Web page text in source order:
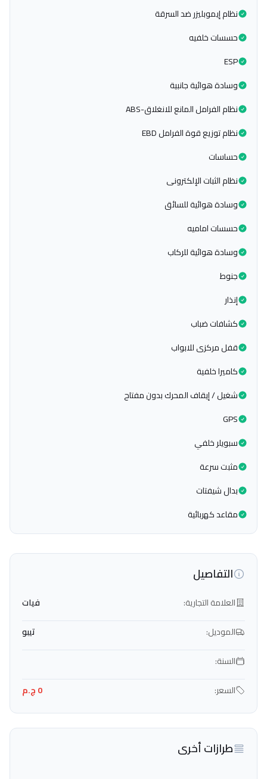
نظام إيموبليزر ضد السرقة
حسسات خلفيه
ESP
وسادة هوائية جانبية
نظام الفرامل المانع للانغلاق-ABS
نظام توزيع قوة الفرامل EBD
حساسات
نظام الثبات الإلكترونى
وسادة هوائية للسائق
حسسات اماميه
وسادة هوائية للركاب
جنوط
إنذار
كشافات ضباب
قفل مركزى للابواب
كاميرا خلفية
شغيل / إيقاف المحرك بدون مفتاح
GPS
سبويلر خلفي
مثبت سرعة
بدال شيفتات
مقاعد كهربائية
التفاصيل
العلامة التجارية:
فيات
الموديل:
تيبو
السنة:
السعر:
0 ج.م
طرازات أخرى